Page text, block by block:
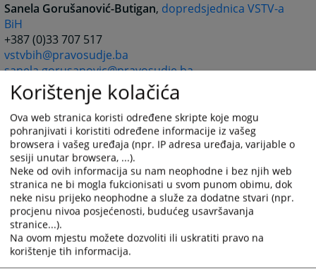
Sanela Gorušanović-Butigan, dopredsjednica VSTV-a
BiH
+387 (0)33 707 517
vstvbih@pravosudje.ba
sanela.gorusanovic@pravosudje.ba
Velimir Ninković,dopredsjednik VSTV-a BiH
+387 (0)33 707 517
vstvbih@pravosudje.ba
velimir.ninkovic@pravosudje.ba
Sedin Idrizović,član VSTV-a BiH
+ 387 (0) 33 707 517
vstvbih@pravosudje.ba
sedin.idrizovic@pravosudje.ba
Kabinet predsjednika VSTV-a BiH
Demirel Delić,rukovoditelj Kabineta VSTV-a BiH
+387 33 704 671
Korištenje kolačića
Ova web stranica koristi određene skripte koje mogu
pohranjivati i koristiti određene informacije iz vašeg
browsera i vašeg uređaja (npr. IP adresa uređaja, varijable o
sesiji unutar browsera, ...).
Neke od ovih informacija su nam neophodne i bez njih web
stranica ne bi mogla fukcionisati u svom punom obimu, dok
neke nisu prijeko neophodne a služe za dodatne stvari (npr.
procjenu nivoa posjećenosti, budućeg usavršavanja
stranice...).
Na ovom mjestu možete dozvoliti ili uskratiti pravo na
korištenje tih informacija.